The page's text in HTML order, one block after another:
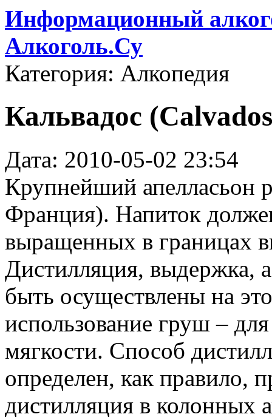
Информационный
Алкоголь.Су
Категория: Алкопедия
Кальвадос
Дата: 2010-05-02 23:54
Крупнейший апелласьон
Франция). Напиток
выращенных в границах
Дистилляция, выдержка,
быть осуществлены на
использование груш –
мягкости. Способ
определен, как правило,
дистилляция в колонных